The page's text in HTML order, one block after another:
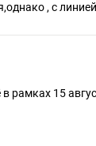
, с
рамках 15